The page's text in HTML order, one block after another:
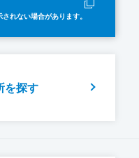
れない場合があります。
を探す